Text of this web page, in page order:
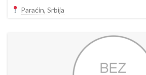
Paraćin, Srbija